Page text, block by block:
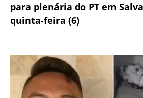
para plenária do PT em
quinta-feira (6)